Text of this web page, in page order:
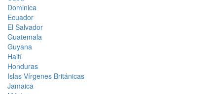
Dominica
Ecuador
El Salvador
Guatemala
Guyana
Haití
Honduras
Islas Vírgenes Británicas
Jamaica